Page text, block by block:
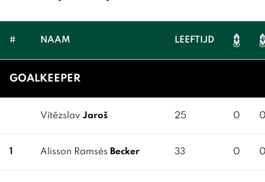
# NAAM LEEFTIJD
GOALKEEPER
Vítězslav Jaroš 25 0
1 Alisson Ramsés Becker 33 0